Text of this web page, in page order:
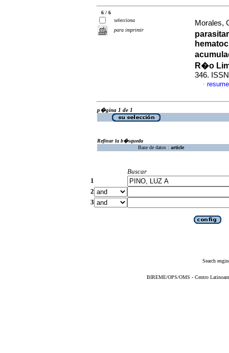
6 / 6
selecciona
para imprimir
Morales,
R�o
346.
·
p�gina 1 de 1
Refinar la b�squeda
Base de datos : article
Buscar
1
2
3
Search
BIREME/OPS/OMS - Centro